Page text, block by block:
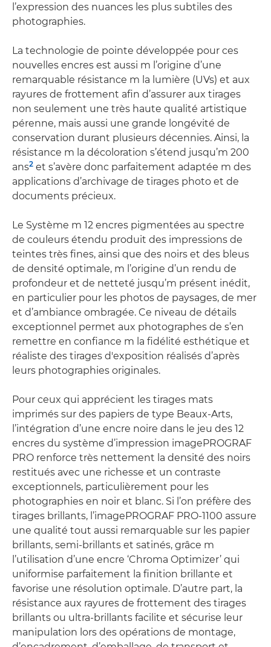
l’expression des nuances les plus subtiles des
photographies.
La technologie de pointe développée pour ces
nouvelles encres est aussi m l’origine d’une
remarquable résistance m la lumière (UVs) et aux
rayures de frottement afin d’assurer aux tirages
non seulement une très haute qualité artistique
pérenne, mais aussi une grande longévité de
conservation durant plusieurs décennies. Ainsi, la
résistance m la décoloration s’étend jusqu’m 200
ans2 et s’avère donc parfaitement adaptée m des
applications d’archivage de tirages photo et de
documents précieux.
Le Système m 12 encres pigmentées au spectre
de couleurs étendu produit des impressions de
teintes très fines, ainsi que des noirs et des bleus
de densité optimale, m l’origine d’un rendu de
profondeur et de netteté jusqu’m présent inédit,
en particulier pour les photos de paysages, de mer
et d’ambiance ombragée. Ce niveau de détails
exceptionnel permet aux photographes de s’en
remettre en confiance m la fidélité esthétique et
réaliste des tirages d'exposition réalisés d’après
leurs photographies originales.
Pour ceux qui apprécient les tirages mats
imprimés sur des papiers de type Beaux-Arts,
l’intégration d’une encre noire dans le jeu des 12
encres du système d’impression imagePROGRAF
PRO renforce très nettement la densité des noirs
restitués avec une richesse et un contraste
exceptionnels, particulièrement pour les
photographies en noir et blanc. Si l’on préfère des
tirages brillants, l’imagePROGRAF PRO-1100 assure
une qualité tout aussi remarquable sur les papier
brillants, semi-brillants et satinés, grâce m
l’utilisation d’une encre ‘Chroma Optimizer’ qui
uniformise parfaitement la finition brillante et
favorise une résolution optimale. D’autre part, la
résistance aux rayures de frottement des tirages
brillants ou ultra-brillants facilite et sécurise leur
manipulation lors des opérations de montage,